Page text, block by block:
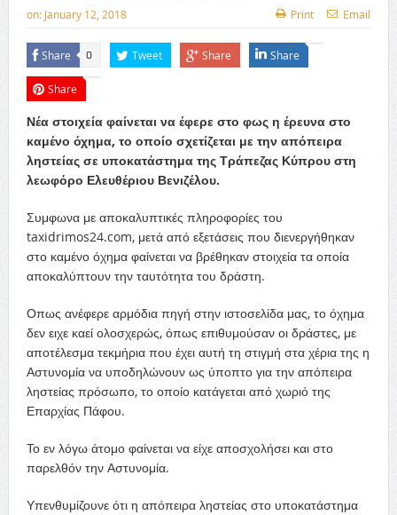
on: January 12, 2018 Print Email
Share 0 Tweet Share Share
Share
Νέα στοιχεία φαίνεται να έφερε στο φως η έρευνα στο
καμένο όχημα, το οποίο σχετίζεται με την απόπειρα
ληστείας σε υποκατάστημα της Τράπεζας Κύπρου στη
λεωφόρο Ελευθέριου Βενιζέλου.
Συμφωνα με αποκαλυπτικές πληροφορίες του
taxidrimos24.com, μετά από εξετάσεις που διενεργήθηκαν
στο καμένο όχημα φαίνεται να βρέθηκαν στοιχεία τα οποία
αποκαλύπτουν την ταυτότητα του δράστη.
Οπως ανέφερε αρμόδια πηγή στην ιστοσελίδα μας, το όχημα
δεν ειχε καεί ολοσχερώς, όπως επιθυμούσαν οι δράστες, με
αποτέλεσμα τεκμήρια που έχει αυτή τη στιγμή στα χέρια της η
Αστυνομία να υποδηλώνουν ως ύποπτο για την απόπειρα
ληστείας πρόσωπο, το οποίο κατάγεται από χωριό της
Επαρχίας Πάφου.
Το εν λόγω άτομο φαίνεται να είχε αποσχολήσει και στο
παρελθόν την Αστυνομία.
Υπενθυμίζουνε ότι η απόπειρα ληστείας στο υποκατάστημα